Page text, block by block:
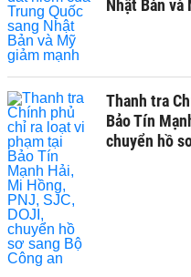
Nhật Bản và
Thanh tra
Bảo Tín
chuyển hồ